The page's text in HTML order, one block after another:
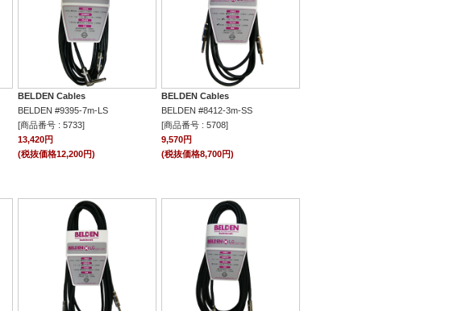
BELDEN Cables
BELDEN #9395-7m-LS
[商品番号 : 5733]
13,420円
(税抜価格12,200円)
BELDEN Cables
BELDEN #8412-3m-SS
[商品番号 : 5708]
9,570円
(税抜価格8,700円)